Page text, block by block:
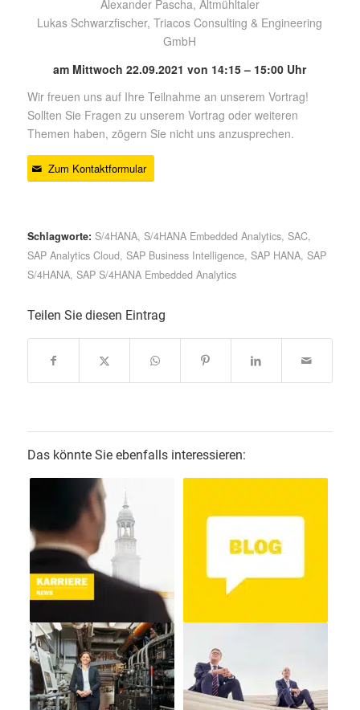
Alexander Pascha, Altmühltaler
Lukas Schwarzfischer, Triacos Consulting & Engineering
GmbH
am Mittwoch 22.09.2021 von 14:15 – 15:00 Uhr
Wir freuen uns auf Ihre Teilnahme an unserem Vortrag!
Sollten Sie Fragen zu unserem Vortrag oder weiteren
Themen haben, zögern Sie nicht uns anzusprechen.
Zum Kontaktformular
Schlagworte: S/4HANA, S/4HANA Embedded Analytics, SAC,
SAP Analytics Cloud, SAP Business Intelligence, SAP HANA, SAP
S/4HANA, SAP S/4HANA Embedded Analytics
Teilen Sie diesen Eintrag
Das könnte Sie ebenfalls interessieren: